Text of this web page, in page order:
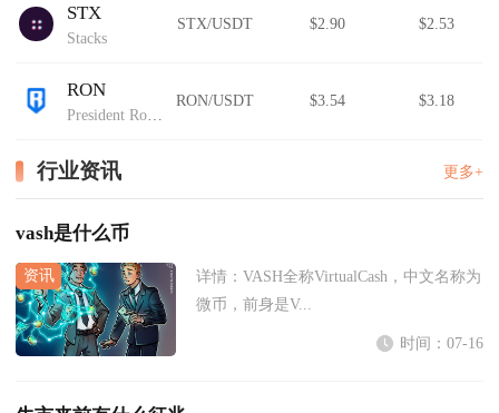
STX
Stacks
STX/USDT $2.90 $2.53
RON
President Ron DeSantis
RON/USDT $3.54 $3.18
行业资讯 更多+
vash是什么币
详情： VASH全称VirtualCash，中文名称为
微币，前身是V...
时间：07-16